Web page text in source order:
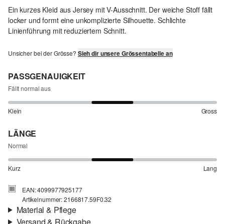
Ein kurzes Kleid aus Jersey mit V-Ausschnitt. Der weiche Stoff fällt
locker und formt eine unkomplizierte Silhouette. Schlichte
Linienführung mit reduziertem Schnitt.
Unsicher bei der Grösse? Sieh dir unsere Grössentabelle an
PASSGENAUIGKEIT
Fällt normal aus
Klein Gross
LÄNGE
Normal
Kurz Lang
EAN: 4099977925177
Artikelnummer: 2166817.59F0.32
Material & Pflege